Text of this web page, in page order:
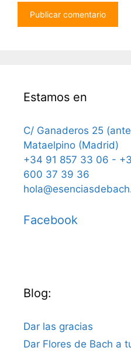
Estamos en
C/ Ganaderos 25
Mataelpino (Madrid)
+34 91 857 33 06 -
600 37 39 36
Facebook
Blog:
Dar las gracias
Dar Flores de Bach a